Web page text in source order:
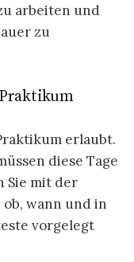
arbeiten und
zu
erlaubt.
diese Tage
Sie mit der
wann und in
vorgelegt